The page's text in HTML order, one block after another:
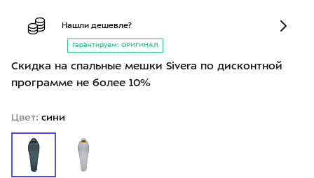
Нашли дешевле?
Гарантируем: ОРИГИНАЛ
Скидка на спальные мешки Sivera по дисконтной
программе не более 10%
Цвет: сини